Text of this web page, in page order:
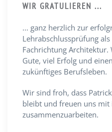
WIR GRATULIEREN ...
... ganz herzlich zur
Lehrabschlussprüfung als
Fachrichtung
Gute, viel Erfolg und
zukünftiges Berufsleben.
Wir sind froh, dass
bleibt und freuen uns
zusammenzuarbeiten.